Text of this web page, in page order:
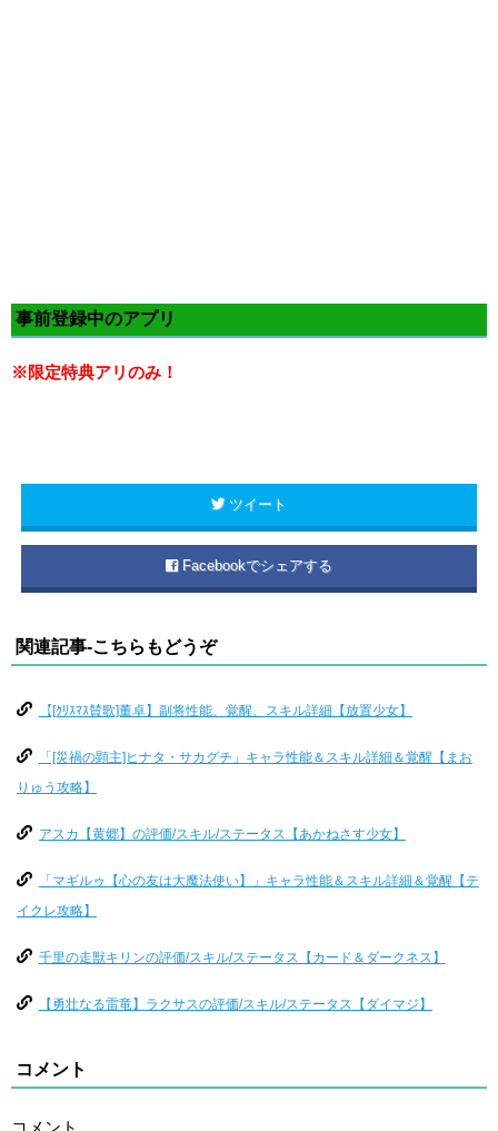
事前登録中のアプリ
※限定特典アリのみ！
ツイート
Facebookでシェアする
関連記事-こちらもどうぞ
【[ｸﾘｽﾏｽ賛歌]董卓】副将性能、覚醒、スキル詳細【放置少女】
「[災禍の顕主]ヒナタ・サカグチ」キャラ性能＆スキル詳細＆覚醒【まお
りゅう攻略】
アスカ【黄郷】の評価/スキル/ステータス【あかねさす少女】
「マギルゥ【心の友は大魔法使い】」キャラ性能＆スキル詳細＆覚醒【テ
イクレ攻略】
千里の走獣キリンの評価/スキル/ステータス【カード＆ダークネス】
【勇壮なる雷竜】ラクサスの評価/スキル/ステータス【ダイマジ】
コメント
コメント